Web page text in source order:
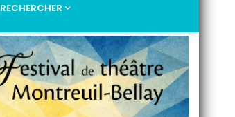
RECHERCHER